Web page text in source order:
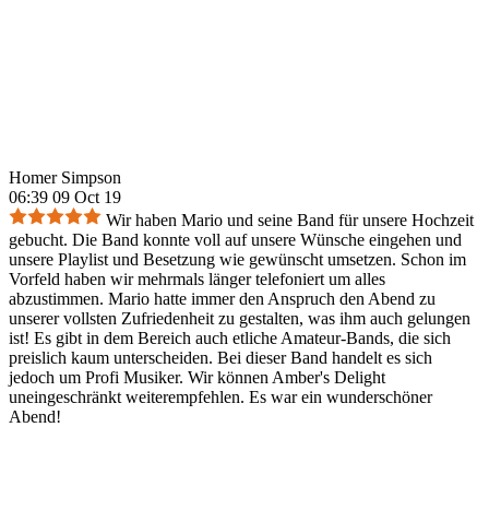
Homer Simpson
06:39 09 Oct 19
Wir haben Mario und seine Band für unsere Hochzeit
gebucht. Die Band konnte voll auf unsere Wünsche eingehen und
unsere Playlist und Besetzung wie gewünscht umsetzen. Schon im
Vorfeld haben wir mehrmals länger telefoniert um alles
abzustimmen. Mario hatte immer den Anspruch den Abend zu
unserer vollsten Zufriedenheit zu gestalten, was ihm auch gelungen
ist! Es gibt in dem Bereich auch etliche Amateur-Bands, die sich
preislich kaum unterscheiden. Bei dieser Band handelt es sich
jedoch um Profi Musiker. Wir können Amber's Delight
uneingeschränkt weiterempfehlen. Es war ein wunderschöner
Abend!